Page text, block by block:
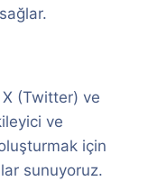
(Twitter) ve
ve
için
sunuyoruz.